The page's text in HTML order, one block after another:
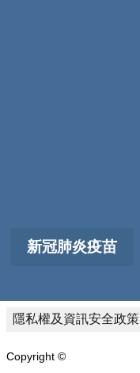
新冠肺炎疫苗
隱私權及資訊安全政策
Copyright ©